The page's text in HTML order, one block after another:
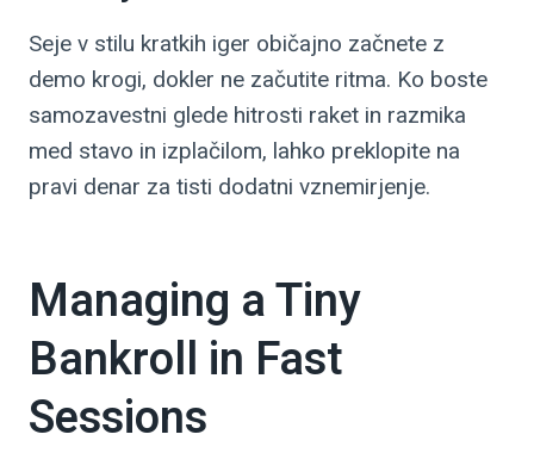
Seje v stilu kratkih iger običajno začnete z
demo krogi, dokler ne začutite ritma. Ko boste
samozavestni glede hitrosti raket in razmika
med stavo in izplačilom, lahko preklopite na
pravi denar za tisti dodatni vznemirjenje.
Managing a Tiny
Bankroll in Fast
Sessions